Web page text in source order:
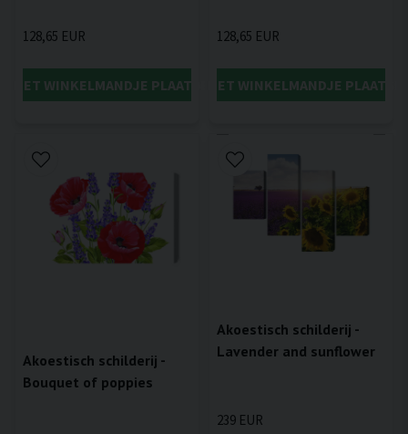
128,65 EUR
HET WINKELMANDJE PLAATSEN
128,65 EUR
IN HET WINKELMANDJE
Akoestisch schilderij -
Bouquet of poppies
Akoestisch schilderij -
Lavender and sunflower
239 EUR